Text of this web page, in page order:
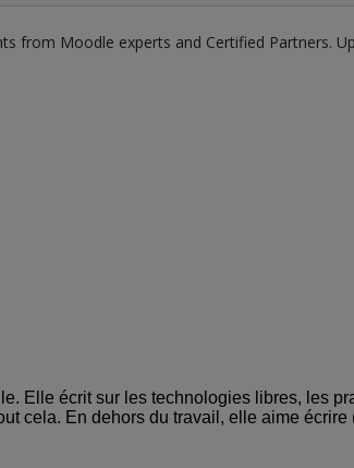
Elle écrit sur les technologies libres, les
cela. En dehors du travail, elle aime